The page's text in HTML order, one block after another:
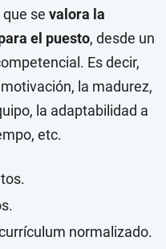
se valora la
el puesto, desde un
Es decir,
la madurez,
la adaptabilidad a
etc.
normalizado.